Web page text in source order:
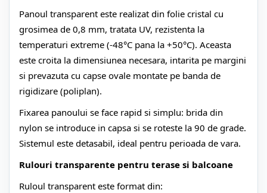
Panoul transparent este realizat din folie cristal cu
grosimea de 0,8 mm, tratata UV, rezistenta la
temperaturi extreme (-48°C pana la +50°C). Aceasta
este croita la dimensiunea necesara, intarita pe margini
si prevazuta cu capse ovale montate pe banda de
rigidizare (poliplan).
Fixarea panoului se face rapid si simplu: brida din
nylon se introduce in capsa si se roteste la 90 de grade.
Sistemul este detasabil, ideal pentru perioada de vara.
Rulouri transparente pentru terase si balcoane
Ruloul transparent este format din: